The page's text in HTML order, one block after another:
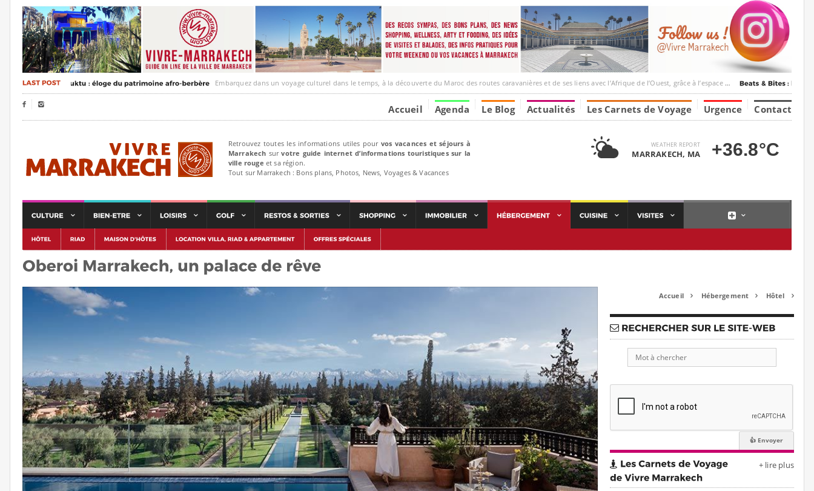
Embarquez dans un voyage culturel dans le temps, à la découverte du Maroc des routes caravanières et de ses liens avec l’Afrique de l’Ouest, grâce à l’espace Marrakesh-Tumbuktu.
  Accueil Agenda Le Blog Actualités Les Carnets de Voyage Urgence Contact
Retrouvez toutes les informations utiles pour vos vacances et séjours à
Marrakech survotre guide internet d’informations touristiques sur la
ville rouge et sa région.
Tout sur Marrakech : Bons plans, Photos, News, Voyages & Vacances
WEATHER REPORT
MARRAKECH, MA +36.8°C
Accueil  Hébergement  Hôtel 
+ lire plus